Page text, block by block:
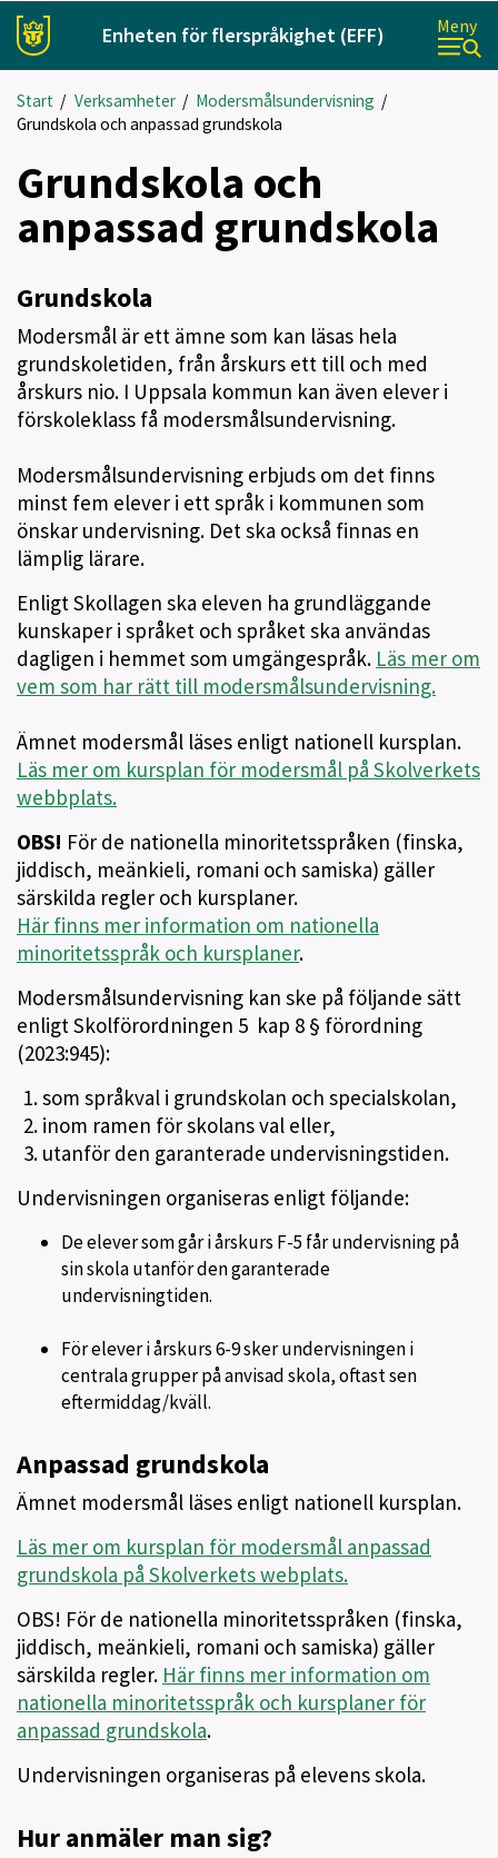
Enheten för flerspråkighet (EFF) Meny
Start / Verksamheter/ Modersmålsundervisning /
Grundskola och anpassad grundskola
Grundskola och
anpassad grundskola
Grundskola
Modersmål är ett ämne som kan läsas hela
grundskoletiden, från årskurs ett till och med
årskurs nio. I Uppsala kommun kan även elever i
förskoleklass få modersmålsundervisning.
Modersmålsundervisning erbjuds om det finns
minst fem elever i ett språk i kommunen som
önskar undervisning. Det ska också finnas en
lämplig lärare.
Enligt Skollagen ska eleven ha grundläggande
kunskaper i språket och språket ska användas
dagligen i hemmet som umgängespråk. Läs mer om
vem som har rätt till modersmålsundervisning.
Ämnet modersmål läses enligt nationell kursplan.
Läs mer om kursplan för modersmål på Skolverkets
webbplats.
OBS! För de nationella minoritetsspråken (finska,
jiddisch, meänkieli, romani och samiska) gäller
särskilda regler och kursplaner.
Här finns mer information om nationella
minoritetsspråk och kursplaner.
Modersmålsundervisning kan ske på följande sätt
enligt Skolförordningen 5 kap 8 § förordning
(2023:945):
1. som språkval i grundskolan och specialskolan,
2. inom ramen för skolans val eller,
3. utanför den garanterade undervisningstiden.
Undervisningen organiseras enligt följande:
De elever som går i årskurs F-5 får undervisning på
sin skola utanför den garanterade
undervisningtiden.
För elever i årskurs 6-9 sker undervisningen i
centrala grupper på anvisad skola, oftast sen
eftermiddag/kväll.
Anpassad grundskola
Ämnet modersmål läses enligt nationell kursplan.
Läs mer om kursplan för modersmål anpassad
grundskola på Skolverkets webplats.
OBS! För de nationella minoritetsspråken (finska,
jiddisch, meänkieli, romani och samiska) gäller
särskilda regler. Här finns mer information om
nationella minoritetsspråk och kursplaner för
anpassad grundskola.
Undervisningen organiseras på elevens skola.
Hur anmäler man sig?